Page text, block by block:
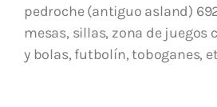
pedroche (antiguo asland)
mesas, sillas, zona de juegos
y bolas, futbolín, toboganes,